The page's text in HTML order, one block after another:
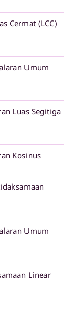
Cermat (LCC)
Umum
Luas Segitiga
Kosinus
Umum
Linear